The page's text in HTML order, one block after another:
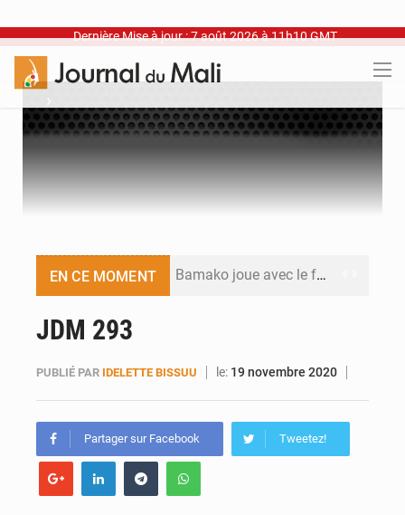
Dernière Mise à jour : 7 août 2026 à 11h10 GMT
›
EN CE MOMENT Bamako joue avec le feu
AfroBasket U18 : Le Mali défend sa double couronne à Abidjan
JDM 293
PUBLIÉ PAR IDELETTE BISSUU le: 19 novembre 2020
Partager sur Facebook Tweetez!